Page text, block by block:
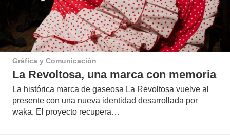
Gráfica y Comunicación
La Revoltosa, una marca con memoria
La histórica marca de gaseosa La Revoltosa vuelve al
presente con una nueva identidad desarrollada por
waka. El proyecto recupera…